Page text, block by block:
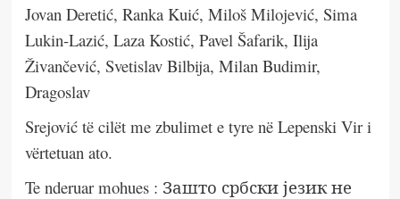
Jovan Deretić, Ranka Kuić, Miloš Milojević, Sima
Lukin-Lazić, Laza Kostić, Pavel Šafarik, Ilija
Živančević, Svetislav Bilbija, Milan Budimir,
Dragoslav
Srejović të cilët me zbulimet e tyre në Lepenski Vir i
vërtetuan ato.
Te nderuar mohues : Зашто србски језик не